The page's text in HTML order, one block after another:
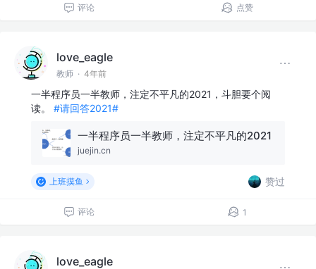
评论 点赞
love_eagle
教师 · 4年前
一半程序员一半教师，注定不平凡的2021，斗胆要个阅
读。 #请回答2021#
一半程序员一半教师，注定不平凡的2021
juejin.cn
上班摸鱼 赞过
评论 1
love_eagle